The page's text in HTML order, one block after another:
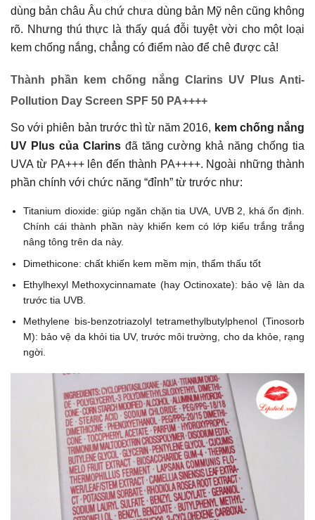
dùng bản châu Âu chứ chưa dùng bản Mỹ nên cũng không
rõ. Nhưng thú thực là thấy quá đỗi tuyệt vời cho một loại
kem chống nắng, chẳng có điểm nào để chê được cả!
Thành phần kem chống nắng Clarins UV Plus Anti-
Pollution Day Screen SPF 50 PA++++
So với phiên bản trước thì từ năm 2016, kem chống nắng
UV Plus của Clarins đã tăng cường khả năng chống tia
UVA từ PA+++ lên đến thành PA++++. Ngoài những thành
phần chính với chức năng “đỉnh” từ trước như:
Titanium dioxide: giúp ngăn chặn tia UVA, UVB 2, khá ổn định.
Chính cái thành phần này khiến kem có lớp kiểu trắng trắng
nâng tông trên da này.
Dimethicone: chất khiến kem mềm mịn, thẩm thấu tốt
Ethylhexyl Methoxycinnamate (hay Octinoxate): bảo vệ làn da
trước tia UVB.
Methylene bis-benzotriazolyl tetramethylbutylphenol (Tinosorb
M): bảo vệ da khỏi tia UV, trước môi trường, cho da khỏe, rạng
ngời.